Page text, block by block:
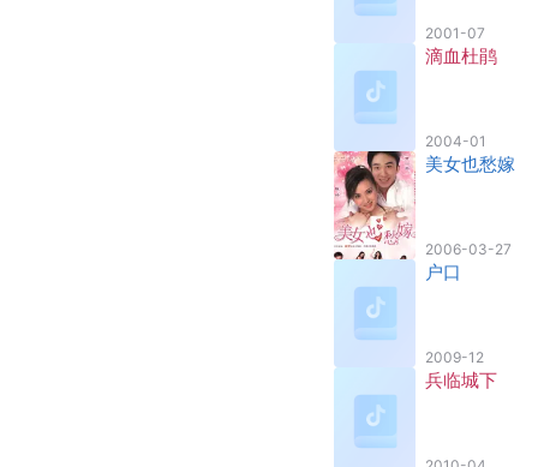
2001-07
滴血杜鹃
2004-01
美女也愁嫁
2006-03-27
户口
2009-12
兵临城下